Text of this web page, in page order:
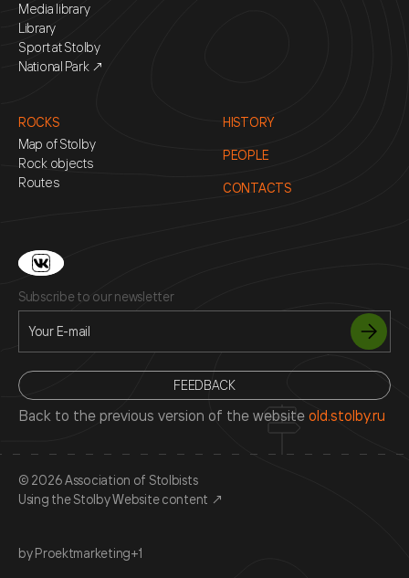
Media library
Library
Sport at Stolby
National Park ↗
ROCKS
Map of Stolby
Rock objects
Routes
HISTORY
PEOPLE
CONTACTS
Subscribe to our newsletter
FEEDBACK
Back to the previous version of the website old.stolby.ru
© 2026 Association of Stolbists
Using the Stolby Website content ↗
by Proektmarketing+1